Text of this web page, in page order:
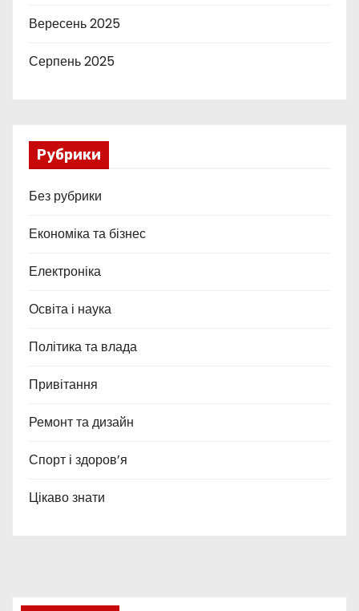
Вересень 2025
Серпень 2025
Рубрики
Без рубрики
Економіка та бізнес
Електроніка
Освіта і наука
Політика та влада
Привітання
Ремонт та дизайн
Спорт і здоров’я
Цікаво знати